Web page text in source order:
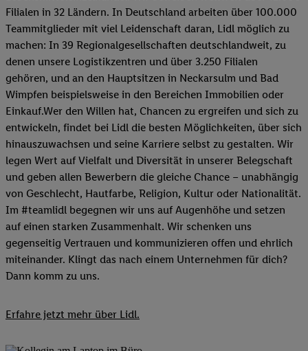
Filialen in 32 Ländern. In Deutschland arbeiten über 100.000
Teammitglieder mit viel Leidenschaft daran, Lidl möglich zu
machen: In 39 Regionalgesellschaften deutschlandweit, zu
denen unsere Logistikzentren und über 3.250 Filialen
gehören, und an den Hauptsitzen in Neckarsulm und Bad
Wimpfen beispielsweise in den Bereichen Immobilien oder
Einkauf.Wer den Willen hat, Chancen zu ergreifen und sich zu
entwickeln, findet bei Lidl die besten Möglichkeiten, über sich
hinauszuwachsen und seine Karriere selbst zu gestalten. Wir
legen Wert auf Vielfalt und Diversität in unserer Belegschaft
und geben allen Bewerbern die gleiche Chance – unabhängig
von Geschlecht, Hautfarbe, Religion, Kultur oder Nationalität.
Im #teamlidl begegnen wir uns auf Augenhöhe und setzen
auf einen starken Zusammenhalt. Wir schenken uns
gegenseitig Vertrauen und kommunizieren offen und ehrlich
miteinander. Klingt das nach einem Unternehmen für dich?
Dann komm zu uns.​
Erfahre jetzt mehr über Lidl.